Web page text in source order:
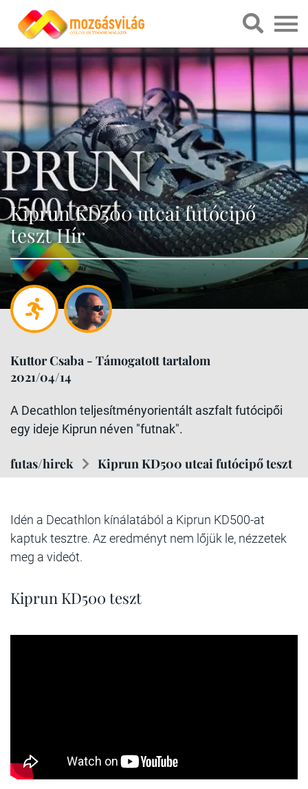
Kiprun KD500 utcai futócipő
teszt Hír
Kuttor Csaba - Támogatott tartalom
2021/04/14
A Decathlon teljesítményorientált aszfalt futócipői
egy ideje Kiprun néven "futnak".
futas/hirek Kiprun KD500 utcai futócipő teszt
Idén a Decathlon kínálatából a Kiprun KD500-at
kaptuk tesztre. Az eredményt nem lőjük le, nézzetek
meg a videót.
Kiprun KD500 teszt